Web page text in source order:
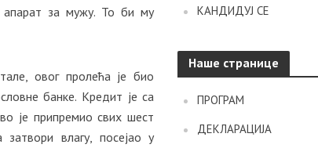
апарат за мужу. То би му
овог пролећа је био
банке. Кредит је са
је припремио свих шест
влагу, посејао у
КАНДИДУЈ СЕ
Наше странице
ПРОГРАМ
ДЕКЛАРАЦИЈА